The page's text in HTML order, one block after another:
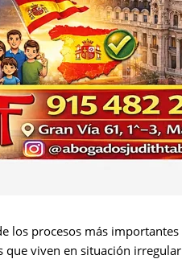
los procesos más
viven en situación